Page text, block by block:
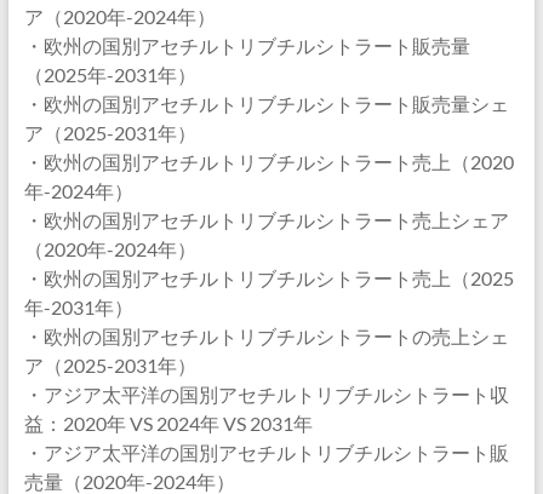
ア（2020年-2024年）
・欧州の国別アセチルトリブチルシトラート販売量
（2025年-2031年）
・欧州の国別アセチルトリブチルシトラート販売量シェ
ア（2025-2031年）
・欧州の国別アセチルトリブチルシトラート売上（2020
年-2024年）
・欧州の国別アセチルトリブチルシトラート売上シェア
（2020年-2024年）
・欧州の国別アセチルトリブチルシトラート売上（2025
年-2031年）
・欧州の国別アセチルトリブチルシトラートの売上シェ
ア（2025-2031年）
・アジア太平洋の国別アセチルトリブチルシトラート収
益：2020年 VS 2024年 VS 2031年
・アジア太平洋の国別アセチルトリブチルシトラート販
売量（2020年-2024年）